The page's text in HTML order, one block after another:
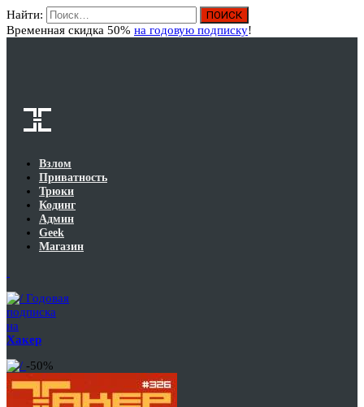
Найти:
Временная скидка 50% на годовую подписку!
Взлом
Приватность
Трюки
Кодинг
Админ
Geek
Магазин
Годовая
подписка
на
Хакер
-50%